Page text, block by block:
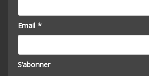
Email *
S’abonner